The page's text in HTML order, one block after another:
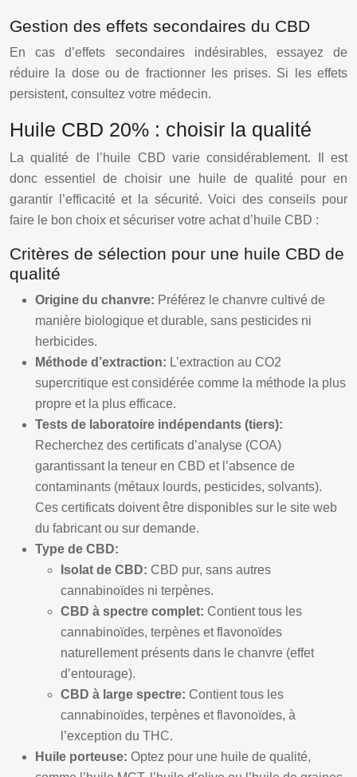
Gestion des effets secondaires du CBD
En cas d’effets secondaires indésirables, essayez de
réduire la dose ou de fractionner les prises. Si les effets
persistent, consultez votre médecin.
Huile CBD 20% : choisir la qualité
La qualité de l’huile CBD varie considérablement. Il est
donc essentiel de choisir une huile de qualité pour en
garantir l’efficacité et la sécurité. Voici des conseils pour
faire le bon choix et sécuriser votre achat d’huile CBD :
Critères de sélection pour une huile CBD de
qualité
Origine du chanvre: Préférez le chanvre cultivé de
manière biologique et durable, sans pesticides ni
herbicides.
Méthode d’extraction: L’extraction au CO2
supercritique est considérée comme la méthode la plus
propre et la plus efficace.
Tests de laboratoire indépendants (tiers):
Recherchez des certificats d’analyse (COA)
garantissant la teneur en CBD et l’absence de
contaminants (métaux lourds, pesticides, solvants).
Ces certificats doivent être disponibles sur le site web
du fabricant ou sur demande.
Type de CBD:
Isolat de CBD: CBD pur, sans autres
cannabinoïdes ni terpènes.
CBD à spectre complet: Contient tous les
cannabinoïdes, terpènes et flavonoïdes
naturellement présents dans le chanvre (effet
d’entourage).
CBD à large spectre: Contient tous les
cannabinoïdes, terpènes et flavonoïdes, à
l’exception du THC.
Huile porteuse: Optez pour une huile de qualité,